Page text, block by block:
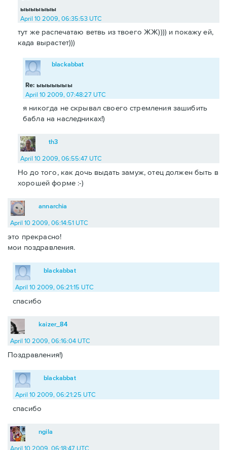
ыыыыыыы
April 10 2009, 06:35:53 UTC
тут же распечатаю ветвь из твоего ЖЖ)))) и покажу ей,
када вырастет)))
Re: ыыыыыыы
blackabbat
April 10 2009, 07:48:27 UTC
я никогда не скрывал своего стремления зашибить
бабла на наследниках!)
th3
April 10 2009, 06:55:47 UTC
Но до того, как дочь выдать замуж, отец должен быть в
хорошей форме :-)
annarchia
April 10 2009, 06:14:51 UTC
это прекрасно!
мои поздравления.
blackabbat
April 10 2009, 06:21:15 UTC
спасибо
kaizer_84
April 10 2009, 06:16:04 UTC
Поздравления!)
blackabbat
April 10 2009, 06:21:25 UTC
спасибо
ngila
April 10 2009, 06:18:47 UTC